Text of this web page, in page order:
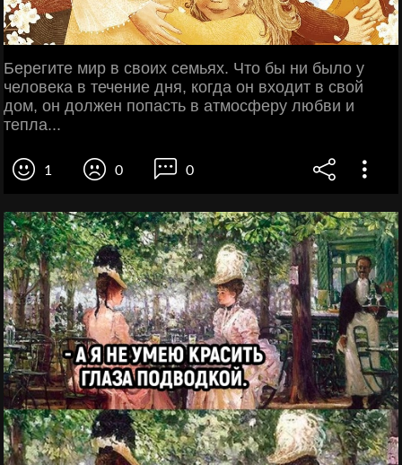
Берегите мир в своих семьях. Что бы ни было у
человека в течение дня, когда он входит в свой
дом, он должен попасть в атмосферу любви и
тепла...
1 0 0